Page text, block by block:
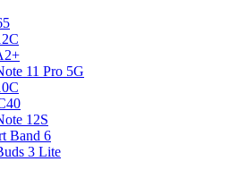
11 Pro 5G
12S
Band 6
3 Lite